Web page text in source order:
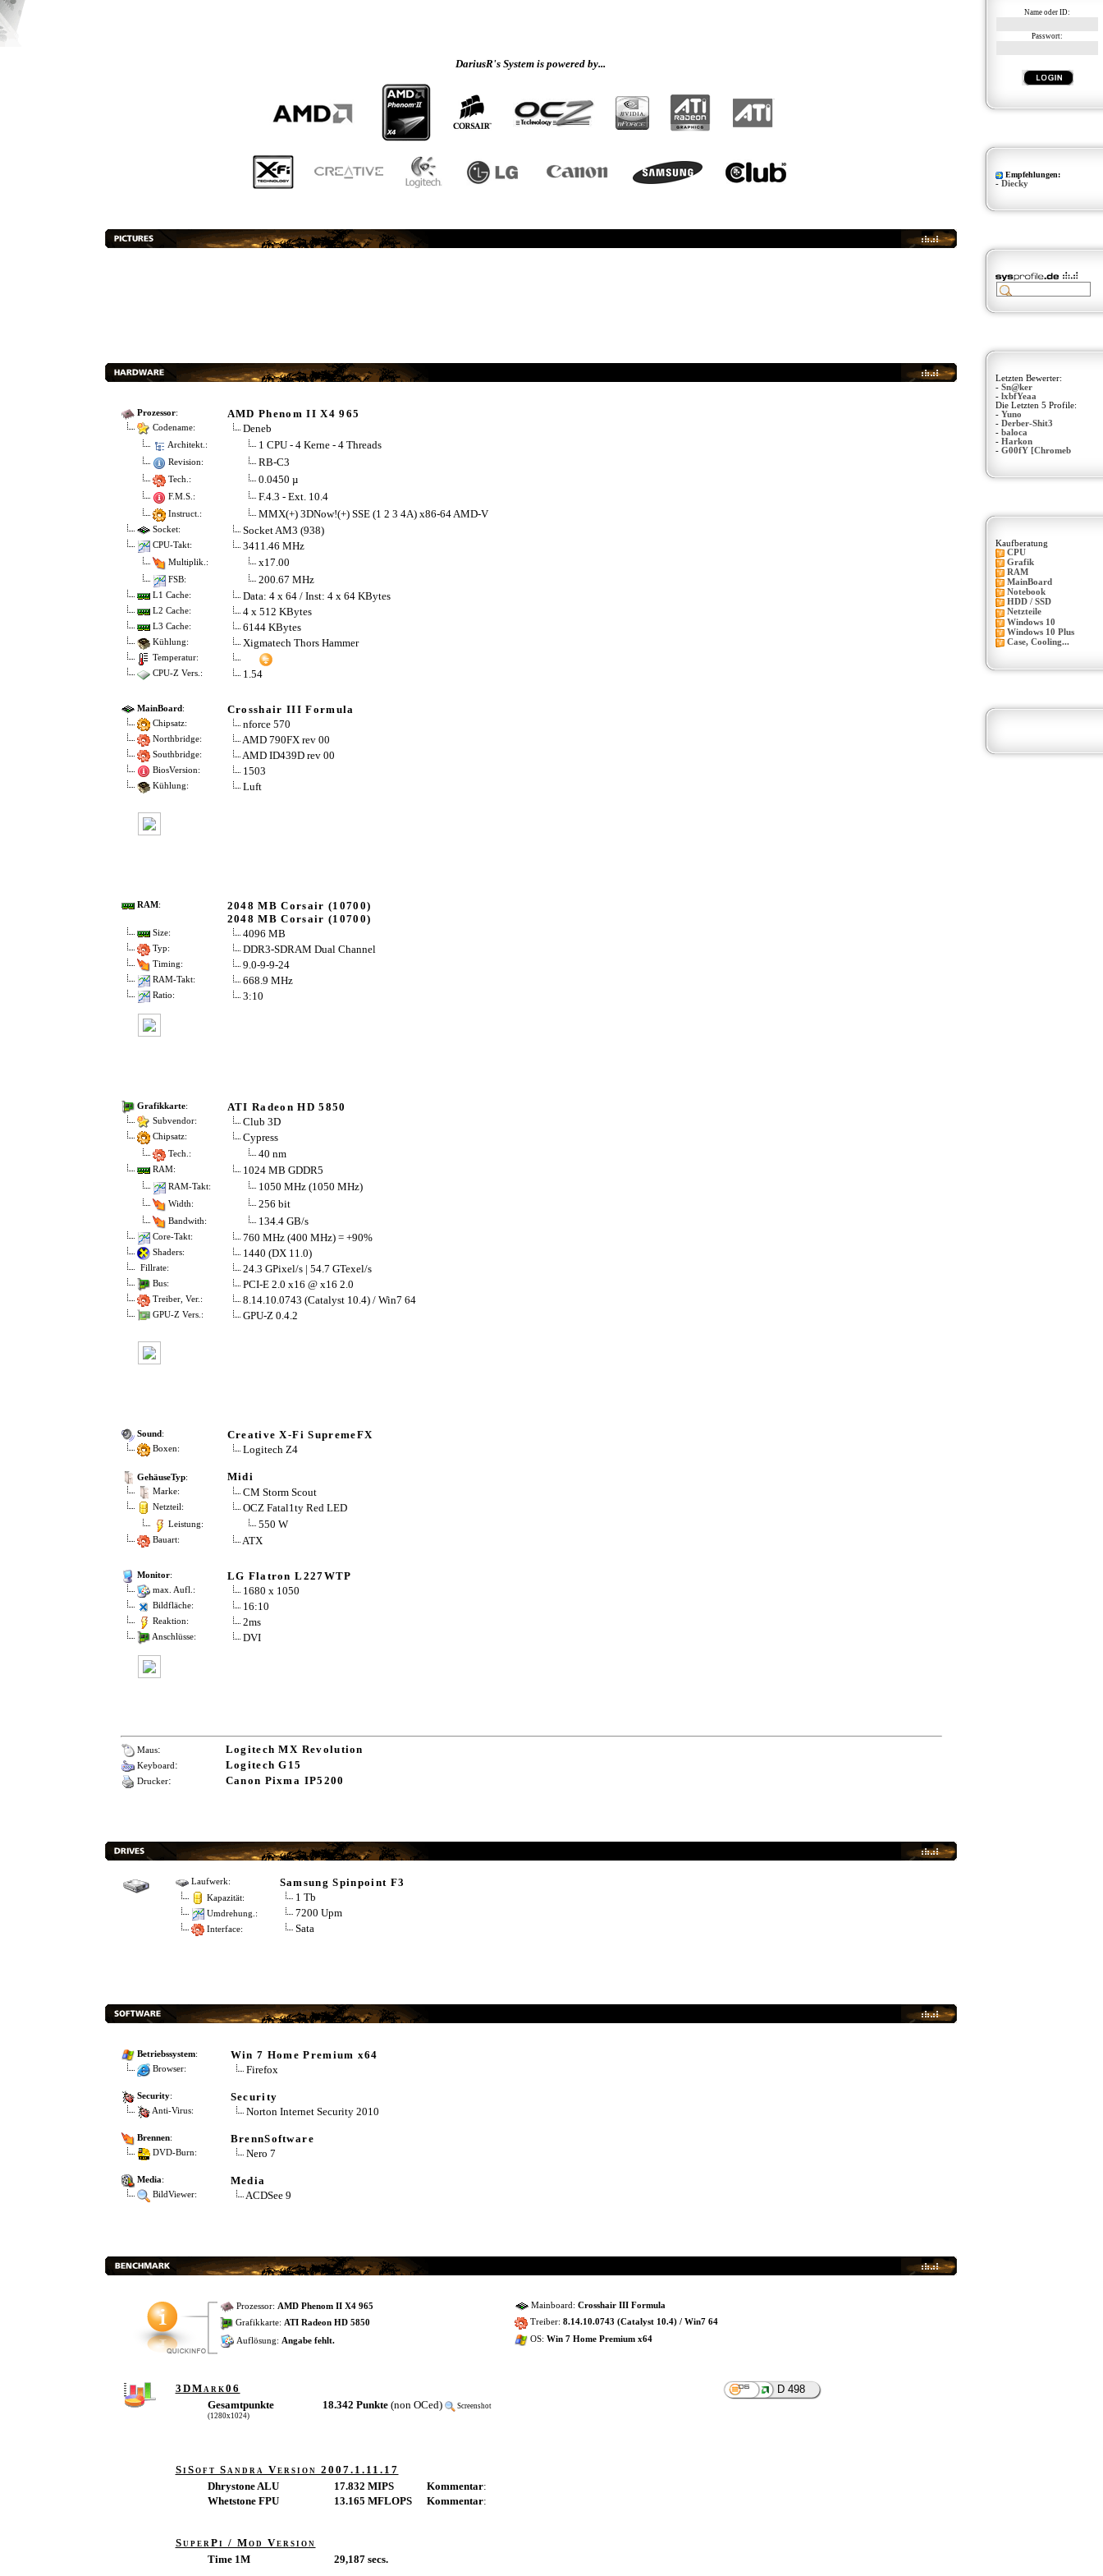
DariusR's System is powered by...
Prozessor: AMD Phenom II X4 965
Codename: Deneb
Architekt.: 1 CPU - 4 Kerne - 4 Threads
Revision: RB-C3
Tech.: 0.0450 µ
F.M.S.: F.4.3 - Ext. 10.4
Instruct.: MMX(+) 3DNow!(+) SSE (1 2 3 4A) x86-64 AMD-V
Socket: Socket AM3 (938)
CPU-Takt: 3411.46 MHz
Multiplik.: x17.00
FSB: 200.67 MHz
L1 Cache: Data: 4 x 64 / Inst: 4 x 64 KBytes
L2 Cache: 4 x 512 KBytes
L3 Cache: 6144 KBytes
Kühlung: Xigmatech Thors Hammer
Temperatur:
CPU-Z Vers.:
1.54
MainBoard: Crosshair III Formula
Chipsatz: nforce 570
Northbridge: AMD 790FX rev 00
Southbridge: AMD ID439D rev 00
BiosVersion: 1503
Kühlung: Luft
RAM:
2048 MB Corsair (10700)
2048 MB Corsair (10700)
Size: 4096 MB
Typ: DDR3-SDRAM Dual Channel
Timing: 9.0-9-9-24
RAM-Takt: 668.9 MHz
Ratio: 3:10
Grafikkarte: ATI Radeon HD 5850
Subvendor: Club 3D
Chipsatz: Cypress
Tech.: 40 nm
RAM: 1024 MB GDDR5
RAM-Takt: 1050 MHz (1050 MHz)
Width: 256 bit
Bandwith: 134.4 GB/s
Core-Takt: 760 MHz (400 MHz) = +90%
Shaders: 1440 (DX 11.0)
Fillrate: 24.3 GPixel/s | 54.7 GTexel/s
Bus: PCI-E 2.0 x16 @ x16 2.0
Treiber, Ver.: 8.14.10.0743 (Catalyst 10.4) / Win7 64
GPU-Z Vers.: GPU-Z 0.4.2
Sound: Creative X-Fi SupremeFX
Boxen: Logitech Z4
GehäuseTyp: Midi
Marke: CM Storm Scout
Netzteil: OCZ Fatal1ty Red LED
Leistung: 550 W
Bauart: ATX
Monitor: LG Flatron L227WTP
max. Aufl.: 1680 x 1050
Bildfläche: 16:10
Reaktion: 2ms
Anschlüsse: DVI
Maus: Logitech MX Revolution
Keyboard: Logitech G15
Drucker: Canon Pixma IP5200
Laufwerk: Samsung Spinpoint F3
Kapazität: 1 Tb
Umdrehung.: 7200 Upm
Interface: Sata
Betriebssystem: Win 7 Home Premium x64
Browser: Firefox
Security: Security
Anti-Virus: Norton Internet Security 2010
Brennen: BrennSoftware
DVD-Burn: Nero 7
Media: Media
BildViewer: ACDSee 9
Prozessor: AMD Phenom II X4 965
Grafikkarte: ATI Radeon HD 5850
Auflösung: Angabe fehlt.
Mainboard: Crosshair III Formula
Treiber: 8.14.10.0743 (Catalyst 10.4) / Win7 64
OS: Win 7 Home Premium x64
3DMark06
Gesamtpunkte
(1280x1024)
18.342 Punkte (non OCed) Screenshot
SiSoft Sandra Version 2007.1.11.17
Dhrystone ALU
17.832 MIPS Kommentar:
Whetstone FPU
13.165 MFLOPS Kommentar:
SuperPi / Mod Version
Time 1M
29,187 secs.
D 498
Name oder ID:
Passwort:
Empfehlungen:
- Diecky
Letzten Bewerter:
- Sn@ker
- lxbfYeaa
Die Letzten 5 Profile:
- Yuno
- Derber-Shit3
- baloca
- Harkon
- G00fY [Chromeb
Kaufberatung
CPU
Grafik
RAM
MainBoard
Notebook
HDD / SSD
Netzteile
Windows 10
Windows 10 Plus
Case, Cooling...